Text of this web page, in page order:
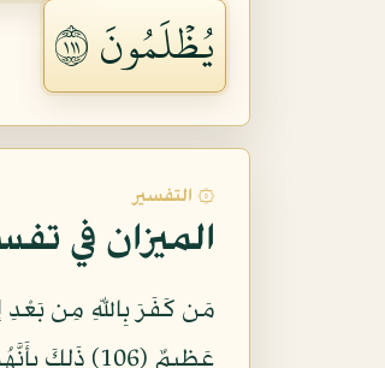
يُظۡلَمُونَ ١١١
۞ التفسير
الميزان في
مَن كَفَرَ بِاللّهِ مِن